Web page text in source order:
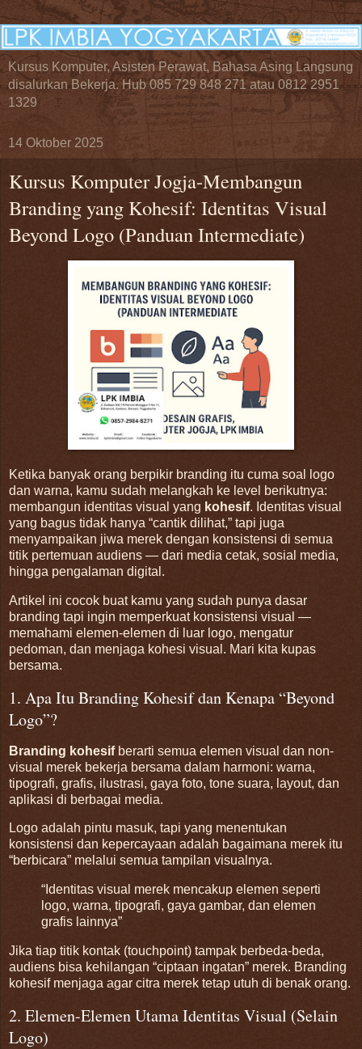
Kursus Komputer, Asisten Perawat, Bahasa Asing Langsung
disalurkan Bekerja. Hub 085 729 848 271 atau 0812 2951
1329
14 Oktober 2025
Kursus Komputer Jogja-Membangun
Branding yang Kohesif: Identitas Visual
Beyond Logo (Panduan Intermediate)
Ketika banyak orang berpikir branding itu cuma soal logo
dan warna, kamu sudah melangkah ke level berikutnya:
membangun identitas visual yang kohesif. Identitas visual
yang bagus tidak hanya “cantik dilihat,” tapi juga
menyampaikan jiwa merek dengan konsistensi di semua
titik pertemuan audiens — dari media cetak, sosial media,
hingga pengalaman digital.
Artikel ini cocok buat kamu yang sudah punya dasar
branding tapi ingin memperkuat konsistensi visual —
memahami elemen-elemen di luar logo, mengatur
pedoman, dan menjaga kohesi visual. Mari kita kupas
bersama.
1. Apa Itu Branding Kohesif dan Kenapa “Beyond
Logo”?
Branding kohesifberarti semua elemen visual dan non-
visual merek bekerja bersama dalam harmoni: warna,
tipografi, grafis, ilustrasi, gaya foto, tone suara, layout, dan
aplikasi di berbagai media.
Logo adalah pintu masuk, tapi yang menentukan
konsistensi dan kepercayaan adalah bagaimana merek itu
“berbicara” melalui semua tampilan visualnya.
“Identitas visual merek mencakup elemen seperti
logo, warna, tipografi, gaya gambar, dan elemen
grafis lainnya”
Jika tiap titik kontak (touchpoint) tampak berbeda-beda,
audiens bisa kehilangan “ciptaan ingatan” merek. Branding
kohesif menjaga agar citra merek tetap utuh di benak orang.
2. Elemen-Elemen Utama Identitas Visual (Selain
Logo)